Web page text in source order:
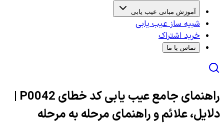
آموزش مبانی عیب یابی
شبیه ساز عیب یابی
خرید اشتراک
تماس با ما
راهنمای جامع عیب یابی کد خطای P0042 |
دلایل، علائم و راهنمای مرحله به مرحله